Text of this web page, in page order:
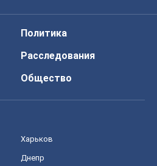
Политика
Расследования
Общество
Харьков
Днепр